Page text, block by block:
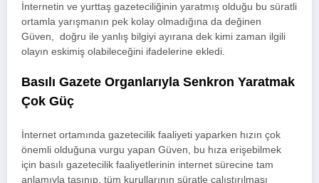
İnternetin ve yurttaş gazeteciliğinin yaratmış olduğu bu süratli
ortamla yarışmanın pek kolay olmadığına da değinen
Güven, doğru ile yanlış bilgiyi ayırana dek kimi zaman ilgili
olayın eskimiş olabileceğini ifadelerine ekledi.
Basılı Gazete Organlarıyla Senkron Yaratmak
Çok Güç
İnternet ortamında gazetecilik faaliyeti yaparken hızın çok
önemli olduğuna vurgu yapan Güven, bu hıza erişebilmek
için basılı gazetecilik faaliyetlerinin internet sürecine tam
anlamıyla taşınıp, tüm kurullarının süratle çalıştırılması